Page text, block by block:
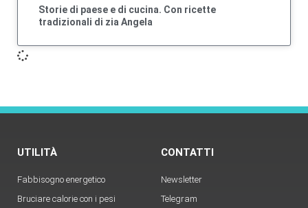
Storie di paese e di cucina. Con ricette
tradizionali di zia Angela
UTILITÀ
Fabbisogno energetico
Bruciare calorie con i pesi
CONTATTI
Newsletter
Telegram